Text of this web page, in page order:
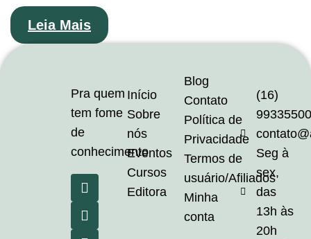
Leia Mais
Pra quem
tem fome
de
conhecimento
Início
Sobre
nós
Eventos
Cursos
Editora
Blog
Contato
Política de
Privacidade
Termos de
usuário/Afiliados
Minha
conta
(16)
Seg à
sex,
das
13h às
20h